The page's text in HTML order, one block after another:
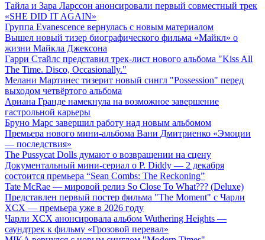
Тайла и Зара Ларссон анонсировали первый совместный трек
«SHE DID IT AGAIN»
Группа Evanescence вернулась с новым материалом
Вышел новый тизер биографического фильма «Майкл» о
жизни Майкла Джексона
Гарри Стайлс представил трек-лист нового альбома "Kiss All
The Time. Disco, Occasionally."
Мелани Мартинес тизерит новый сингл "Possession" перед
выходом четвёртого альбома
Ариана Гранде намекнула на возможное завершение
гастрольной карьеры
Бруно Марс завершил работу над новым альбомом
Премьера нового мини-альбома Вани Дмитриенко «Эмоции
— последствия»
The Pussycat Dolls думают о возвращении на сцену
Документальный мини-сериал о P. Diddy — 2 декабря
состоится премьера “Sean Combs: The Reckoning”
Tate McRae — мировой релиз So Close To What??? (Deluxe)
Представлен первый постер фильма "The Moment" с Чарли
XCX — премьера уже в 2026 году
Чарли XCX анонсировала альбом Wuthering Heights —
саундтрек к фильму «Грозовой перевал»